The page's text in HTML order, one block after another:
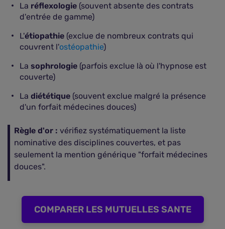
La réflexologie (souvent absente des contrats
d'entrée de gamme)
L'étiopathie (exclue de nombreux contrats qui
couvrent l'ostéopathie)
La sophrologie (parfois exclue là où l'hypnose est
couverte)
La diététique (souvent exclue malgré la présence
d'un forfait médecines douces)
Règle d'or : vérifiez systématiquement la liste
nominative des disciplines couvertes, et pas
seulement la mention générique "forfait médecines
douces".
COMPARER LES MUTUELLES SANTE